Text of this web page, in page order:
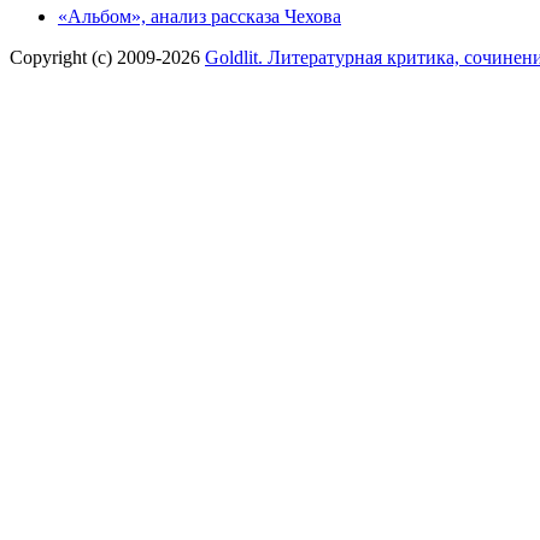
«Альбом», анализ рассказа Чехова
Copyright (c) 2009-2026 Goldlit. Литературная критика,